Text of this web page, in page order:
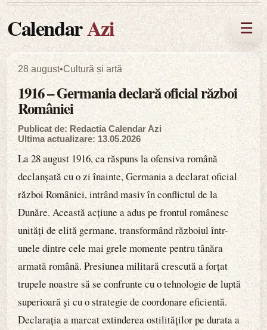
CalendarAzi ☰
28 august•Cultură și artă
1916 – Germania declară oficial război
României
Publicat de: Redactia Calendar Azi
Ultima actualizare: 13.05.2026
La 28 august 1916, ca răspuns la ofensiva română
declanșată cu o zi înainte, Germania a declarat oficial
război României, intrând masiv în conflictul de la
Dunăre. Această acțiune a adus pe frontul românesc
unități de elită germane, transformând războiul într-
unele dintre cele mai grele momente pentru tânăra
armată română. Presiunea militară crescută a forțat
trupele noastre să se confrunte cu o tehnologie de luptă
superioară și cu o strategie de coordonare eficientă.
Declarația a marcat extinderea ostilităților pe durata a